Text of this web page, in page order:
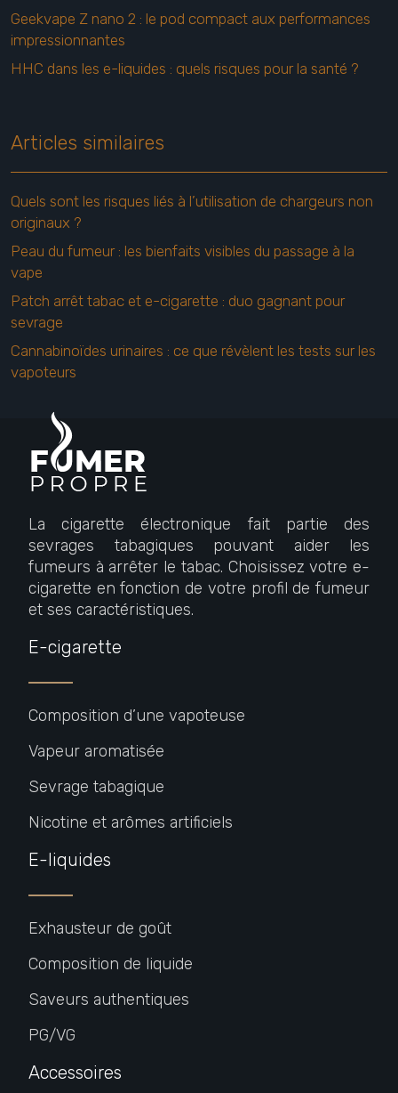
Geekvape Z nano 2 : le pod compact aux performances
impressionnantes
HHC dans les e-liquides : quels risques pour la santé ?
Articles similaires
Quels sont les risques liés à l’utilisation de chargeurs non
originaux ?
Peau du fumeur : les bienfaits visibles du passage à la
vape
Patch arrêt tabac et e-cigarette : duo gagnant pour
sevrage
Cannabinoïdes urinaires : ce que révèlent les tests sur les
vapoteurs
La cigarette électronique fait partie des
sevrages tabagiques pouvant aider les
fumeurs à arrêter le tabac. Choisissez votre e-
cigarette en fonction de votre profil de fumeur
et ses caractéristiques.
E-cigarette
Composition d’une vapoteuse
Vapeur aromatisée
Sevrage tabagique
Nicotine et arômes artificiels
E-liquides
Exhausteur de goût
Composition de liquide
Saveurs authentiques
PG/VG
Accessoires